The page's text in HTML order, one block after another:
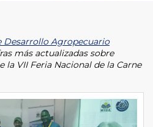
Desarrollo Agropecuario
más actualizadas sobre
la VII Feria Nacional de la Carne